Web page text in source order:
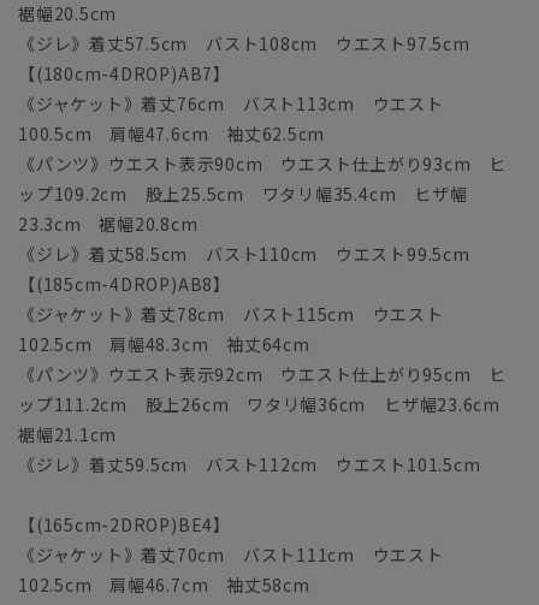
裾幅20.5cm
《ジレ》着丈57.5cm バスト108cm ウエスト97.5cm
【(180cm-4DROP)AB7】
《ジャケット》着丈76cm バスト113cm ウエスト
100.5cm 肩幅47.6cm 袖丈62.5cm
《パンツ》ウエスト表示90cm ウエスト仕上がり93cm ヒ
ップ109.2cm 股上25.5cm ワタリ幅35.4cm ヒザ幅
23.3cm 裾幅20.8cm
《ジレ》着丈58.5cm バスト110cm ウエスト99.5cm
【(185cm-4DROP)AB8】
《ジャケット》着丈78cm バスト115cm ウエスト
102.5cm 肩幅48.3cm 袖丈64cm
《パンツ》ウエスト表示92cm ウエスト仕上がり95cm ヒ
ップ111.2cm 股上26cm ワタリ幅36cm ヒザ幅23.6cm
裾幅21.1cm
《ジレ》着丈59.5cm バスト112cm ウエスト101.5cm
【(165cm-2DROP)BE4】
《ジャケット》着丈70cm バスト111cm ウエスト
102.5cm 肩幅46.7cm 袖丈58cm